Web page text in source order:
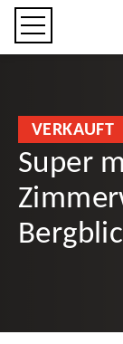
VERKAUFT
Super